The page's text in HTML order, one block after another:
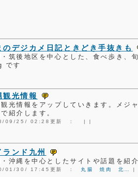
のデジカメ日記ときどき手抜きも
筑後地区を中心とした、食べ歩き、
です
観光情報
光情報をアップしていきます。メジ
で紹介します。
09/25/ 02:28更新 ： | |
ランド九州
・沖縄を中心としたサイトや話題を紹
01/30/ 17:45更新 ：丸腸 焼肉 北…